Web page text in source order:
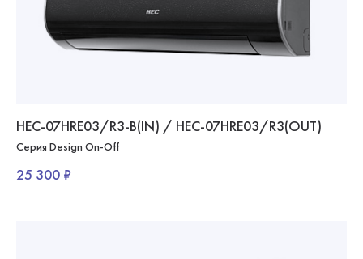
HEC-07HRE03/R3-B(IN) / HEC-07HRE03/R3(OUT)
Серия Design On-Off
25 300 ₽